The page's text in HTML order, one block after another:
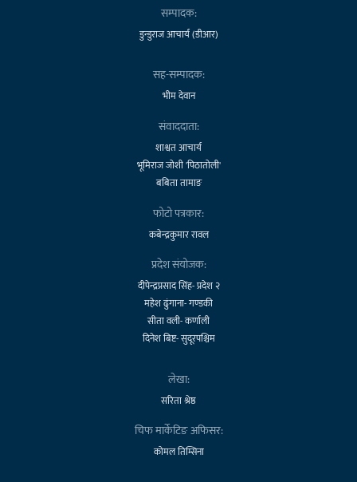
सम्पादक:
डुन्डुराज आचार्य (डीआर)
सह-सम्पादक:
भीम देवान
संवाददाता:
शाश्वत आचार्य
भूमिराज जोशी 'पिठातोली'
बबिता तामाङ
फोटो पत्रकार:
कबेन्द्रकुमार रावल
प्रदेश संयोजक:
दीपेन्द्रप्रसाद सिंह- प्रदेश २
महेश ढुंगाना- गण्डकी
सीता वली- कर्णाली
दिनेश बिष्ट- सुदूरपश्चिम
लेखा:
सरिता श्रेष्ठ
चिफ मार्केटिङ अफिसर:
कोमल तिम्सिना